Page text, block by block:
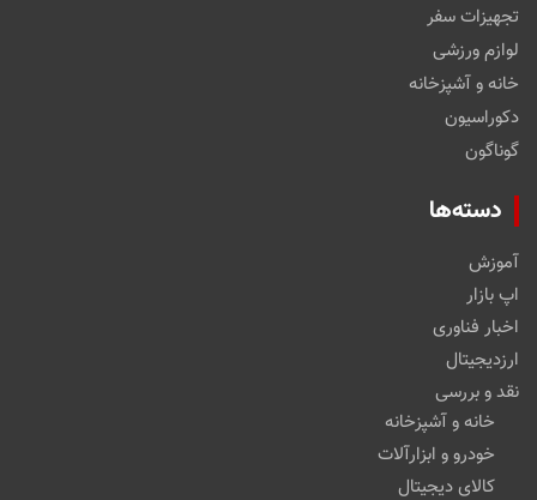
تجهیزات سفر
لوازم ورزشی
خانه و آشپزخانه
دکوراسیون
گوناگون
دسته‌ها
آموزش
اپ بازار
اخبار فناوری
ارزدیجیتال
نقد و بررسی
خانه و آشپزخانه
خودرو و ابزارآلات
کالای دیجیتال